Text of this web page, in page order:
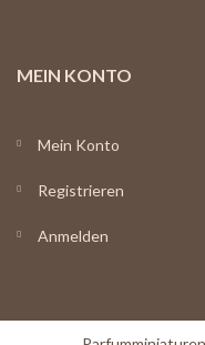
MEIN KONTO
Mein Konto
Registrieren
Anmelden